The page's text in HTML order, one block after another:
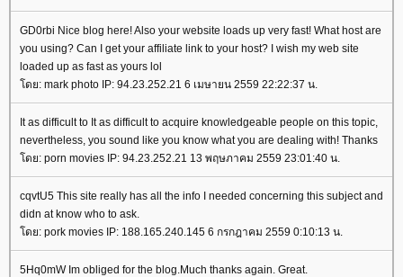
GD0rbi Nice blog here! Also your website loads up very fast! What host are
you using? Can I get your affiliate link to your host? I wish my web site
loaded up as fast as yours lol
ดย: mark photo IP: 94.23.252.21 6 เมษายน 2559 22:22:37 น.
It as difficult to It as difficult to acquire knowledgeable people on this topic,
nevertheless, you sound like you know what you are dealing with! Thanks
ดย: porn movies IP: 94.23.252.21 13 พฤษภาคม 2559 23:01:40 น.
cqvtU5 This site really has all the info I needed concerning this subject and
didn at know who to ask.
ดย: pork movies IP: 188.165.240.145 6 กรกฎาคม 2559 0:10:13 น.
5Hq0mW Im obliged for the blog.Much thanks again. Great.